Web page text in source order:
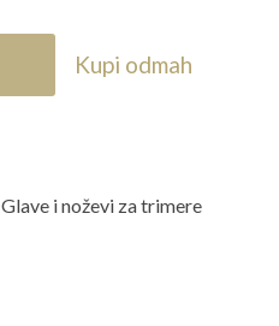
Kupi odmah
Glave i noževi za trimere